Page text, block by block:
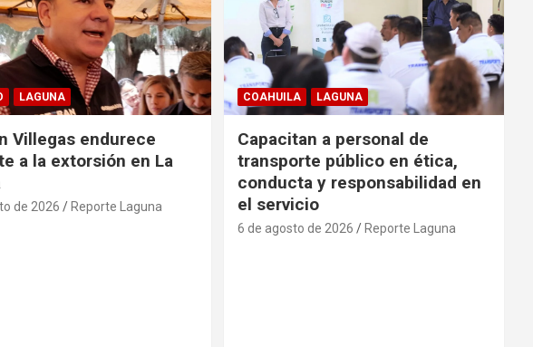
LAGUNA
Villegas endurece
a la extorsión en La
de 2026 Reporte Laguna
COAHUILA LAGUNA
Capacitan a personal de
transporte público en ética,
conducta y responsabilidad en
el servicio
6 de agosto de 2026 Reporte Laguna